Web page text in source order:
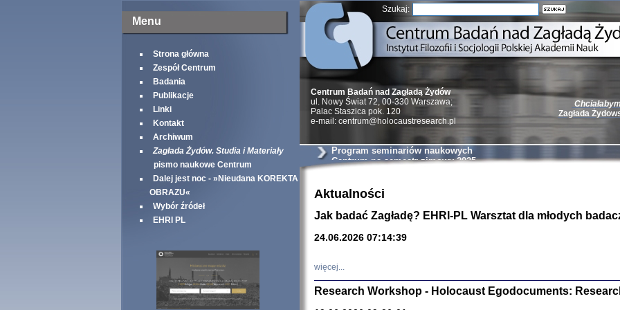
Menu
Strona główna
Zespół Centrum
Badania
Publikacje
Linki
Kontakt
Archiwum
Zagłada Żydów. Studia i Materiały
pismo naukowe Centrum
Dalej jest noc - »Nieudana KOREKTA
OBRAZU«
Wybór źródeł
EHRI PL
Szukaj:
Zagłada
Żydzi w
Natalia Aleksiun,
Deborah Dash
Turski, Laurence
Centrum Badań nad Zagładą Żydów
ul. Nowy Świat 72, 00-330 Warszawa;
Palac Staszica pok. 120
e-mail: centrum@holocaustresearch.pl
Program seminariów naukowych
Centrum na semestr zimowy 2025
Aktualności
Jak badać Zagładę? EHRI-PL Warsztat dla młodych
24.06.2026 07:14:39
więcej...
Research Workshop - Holocaust Egodocuments: